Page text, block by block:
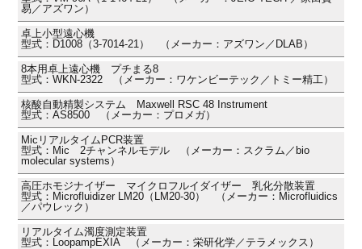
易／アズワン）
卓上小型遠心機
型式：D1008（3-7014-21） （メーカー：アズワン／DLAB）
8本用卓上遠心機 プチまる8
型式：WKN-2322 （メーカー：ワケンビーテック／トミー精工）
核酸自動精製システム Maxwell RSC 48 Instrument
型式：AS8500 （メーカー：プロメガ）
MicリアルタイムPCR装置
型式：Mic 2チャンネルモデル （メーカー：スクラム／bio
molecular systems）
高圧ホモジナイザー マイクロフルイダイザー 乳化分散装置
型式：Microfluidizer LM20（LM20-30） （メーカー：Microfluidics
／パウレック）
リアルタイム濁度測定装置
型式：LoopampEXIA （メーカー：栄研化学／テラメックス）